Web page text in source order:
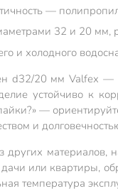
—
32 и 20 мм,
и холодного
d32/20 мм Valfex —
устойчиво к
—
и
других
или квартиры,
температура